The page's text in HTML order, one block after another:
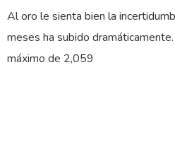
Al oro le sienta bien la
meses ha subido
máximo de 2,059